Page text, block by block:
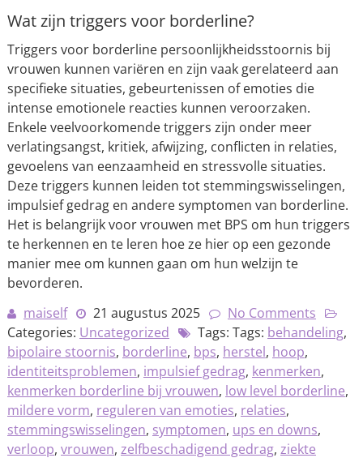
Wat zijn triggers voor borderline?
Triggers voor borderline persoonlijkheidsstoornis bij
vrouwen kunnen variëren en zijn vaak gerelateerd aan
specifieke situaties, gebeurtenissen of emoties die
intense emotionele reacties kunnen veroorzaken.
Enkele veelvoorkomende triggers zijn onder meer
verlatingsangst, kritiek, afwijzing, conflicten in relaties,
gevoelens van eenzaamheid en stressvolle situaties.
Deze triggers kunnen leiden tot stemmingswisselingen,
impulsief gedrag en andere symptomen van borderline.
Het is belangrijk voor vrouwen met BPS om hun triggers
te herkennen en te leren hoe ze hier op een gezonde
manier mee om kunnen gaan om hun welzijn te
bevorderen.
maiself
21 augustus 2025
No Comments
Categories: Uncategorized Tags: Tags: behandeling,
bipolaire stoornis, borderline, bps, herstel, hoop,
identiteitsproblemen, impulsief gedrag, kenmerken,
kenmerken borderline bij vrouwen, low level borderline,
mildere vorm, reguleren van emoties, relaties,
stemmingswisselingen, symptomen, ups en downs,
verloop, vrouwen, zelfbeschadigend gedrag, ziekte